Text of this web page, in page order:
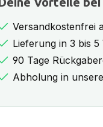
Versandkostenfrei
Lieferung in 3 bis 5
90 Tage
Abholung in